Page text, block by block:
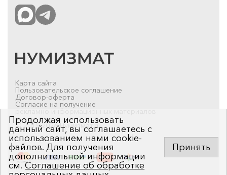
Карта сайта
Пользовательское соглашение
Договор-оферта
Согласие на получение
рекламно-информационных материалов
© 2019-2026 Нумизмат.ru
Продолжая использовать
данный сайт, вы соглашаетесь с
использованием нами cookie-
файлов. Для получения
дополнительной информации
см.Соглашение об обработке
Принять